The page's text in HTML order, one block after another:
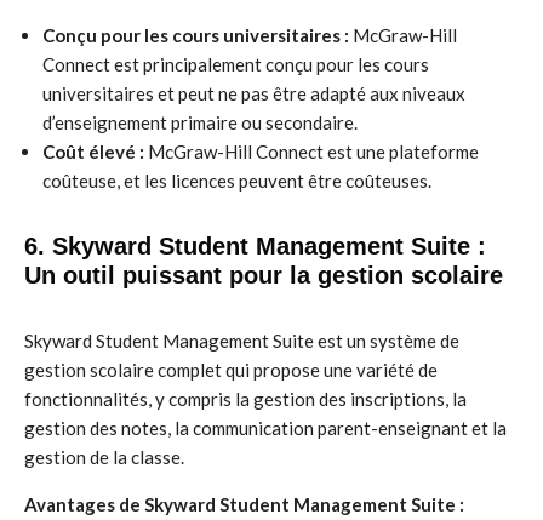
Conçu pour les cours universitaires : McGraw-Hill
Connect est principalement conçu pour les cours
universitaires et peut ne pas être adapté aux niveaux
d’enseignement primaire ou secondaire.
Coût élevé : McGraw-Hill Connect est une plateforme
coûteuse, et les licences peuvent être coûteuses.
6. Skyward Student Management Suite :
Un outil puissant pour la gestion scolaire
Skyward Student Management Suite est un système de
gestion scolaire complet qui propose une variété de
fonctionnalités, y compris la gestion des inscriptions, la
gestion des notes, la communication parent-enseignant et la
gestion de la classe.
Avantages de Skyward Student Management Suite :